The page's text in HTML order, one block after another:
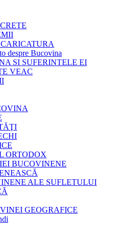
despre Bucovina
SI SUFERINTELE EI
VEAC
ORTODOX
BUCOVINENE
ALE SUFLETULUI
GEOGRAFICE